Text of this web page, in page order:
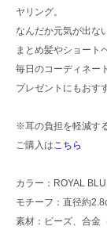
ヤリング。
なんだか元気が出な
まとめ髪やショート
毎日のコーディネー
プレゼントにもおす
※耳の負担を軽減す
ご購入はこちら
カラー：ROYAL
モチーフ：直径約
素材：ビーズ、合金